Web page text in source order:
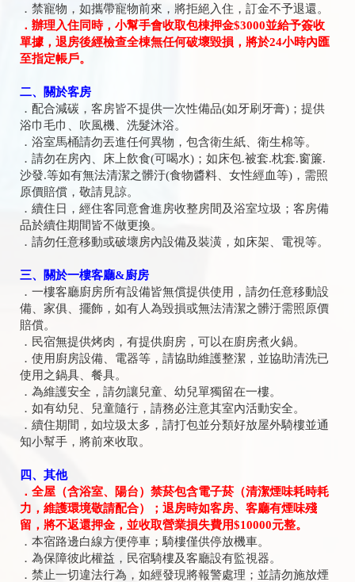
．禁寵物，如攜帶寵物前來，將拒絕入住，訂金不予退還。
．辦理入住同時，小幫手會收取包棟押金$3000並給予簽收
單據，退房後經檢查全棟無任何破壞毀損，將於24小時內匯
至指定帳戶。
二、關於客房
．配合減碳，客房皆不提供一次性備品(如牙刷牙膏)；提供
浴巾毛巾、吹風機、洗髮沐浴。
．浴室馬桶請勿丟進任何異物，包含衛生紙、衛生棉等。
．請勿在房內、床上飲食(可喝水)；如床包.被套.枕套.窗簾.
沙發.等如有無法清潔之髒汙(食物醬料、女性經血等)，需照
原價賠償，敬請見諒。
．續住日，經住客同意會進房收整房間及浴室垃圾；客房備
品於續住期間皆不做更換。
．請勿任意移動或破壞房內設備及裝潢，如床架、電視等。
三、關於一樓客廳&廚房
．一樓客廳廚房所有設備皆無償提供使用，請勿任意移動設
備、家俱、擺飾，如有人為毀損或無法清潔之髒汙需照原價
賠償。
．民宿無提供烤肉，有提供廚房，可以在廚房煮火鍋。
．使用廚房設備、電器等，請協助維護整潔，並協助清洗已
使用之鍋具、餐具。
．為維護安全，請勿讓兒童、幼兒單獨留在一樓。
．如有幼兒、兒童隨行，請務必注意其室內活動安全。
．續住期間，如垃圾太多，請打包並分類好放屋外騎樓並通
知小幫手，將前來收取。
四、其他
．全屋（含浴室、陽台）禁菸包含電子菸（清潔煙味耗時耗
力，維護環境敬請配合）；退房時如客房、客廳有煙味殘
留，將不返還押金，並收取營業損失費用$10000元整。
．本宿路邊白線方便停車；騎樓僅供停放機車。
．為保障彼此權益，民宿騎樓及客廳設有監視器。
．禁止一切違法行為，如經發現將報警處理；並請勿施放煙